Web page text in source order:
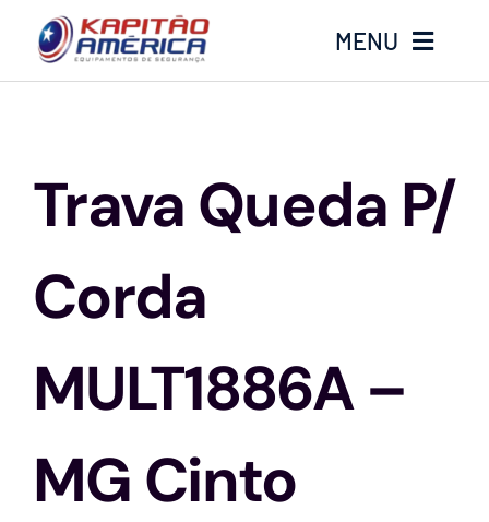
o
MENU
Produtos
Luvas
Altura
Óculos
Trava Queda P/
Corda
MULT1886A –
MG Cinto